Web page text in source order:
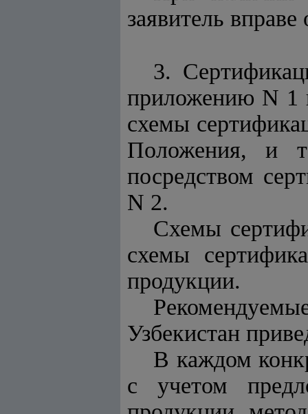
заявитель
3.
приложению N 1
схемы
Положения, и
посредством
N 2.
Схемы
схемы
продукции.
Узбекистан
В каждом
с учетом